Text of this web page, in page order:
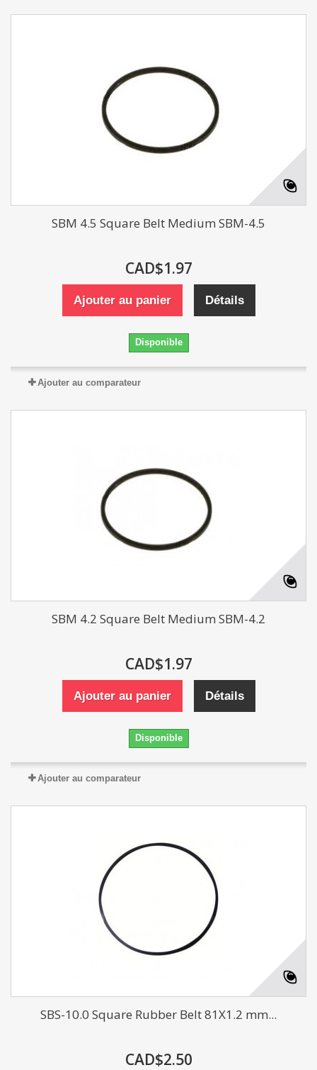
SBM 4.5 Square Belt Medium SBM-4.5
CAD$1.97
Ajouter au panier Détails
Disponible
Ajouter au comparateur
SBM 4.2 Square Belt Medium SBM-4.2
CAD$1.97
Ajouter au panier Détails
Disponible
Ajouter au comparateur
SBS-10.0 Square Rubber Belt 81X1.2 mm...
CAD$2.50